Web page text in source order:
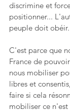
discrimine et
positionner...
peuple doit
C'est parce que
France de
nous mobiliser
libres et
faire si cela
mobiliser ce